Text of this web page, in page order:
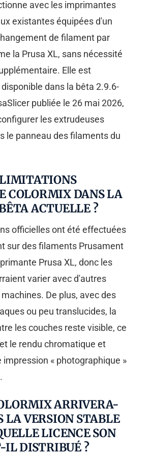
avec les imprimantes
existantes équipées d'un
de filament par
la Prusa XL, sans nécessité
Elle est
dans la bêta 2.9.6-
publiée le 26 mai 2026,
les extrudeuses
le panneau des filaments du
COLORMIX DANS LA
ACTUELLE ?
officielles ont été effectuées
sur des filaments Prusament
Prusa XL, donc les
varier avec d'autres
De plus, avec des
ou peu translucides, la
les couches reste visible, ce
le rendu chromatique et
impression « photographique »
ARRIVERA-
LA VERSION STABLE
LICENCE SON
IL DISTRIBUÉ ?